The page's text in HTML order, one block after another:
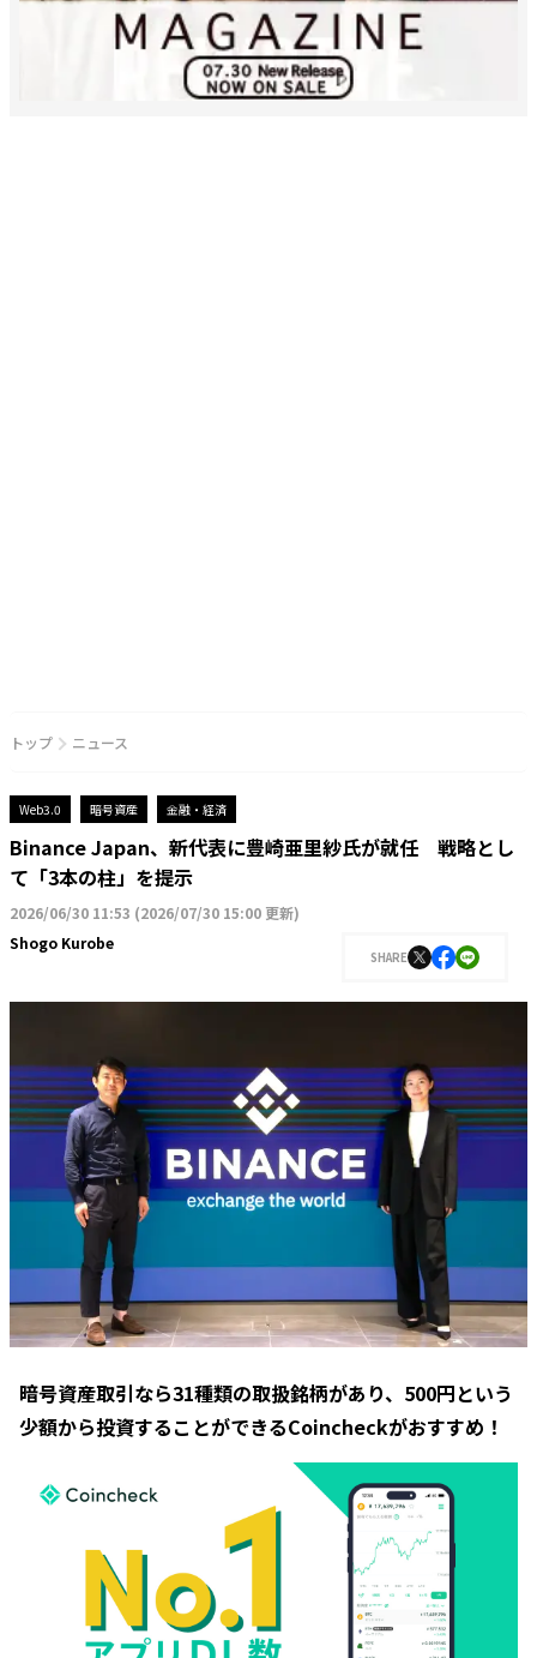
トップ ニュース
Web3.0 暗号資産 金融・経済
Binance Japan、新代表に豊崎亜里紗氏が就任 戦略とし
て「3本の柱」を提示
2026/06/30 11:53 (2026/07/30 15:00 更新)
Shogo Kurobe
SHARE
暗号資産取引なら31種類の取扱銘柄があり、500円という
少額から投資することができるCoincheckがおすすめ！